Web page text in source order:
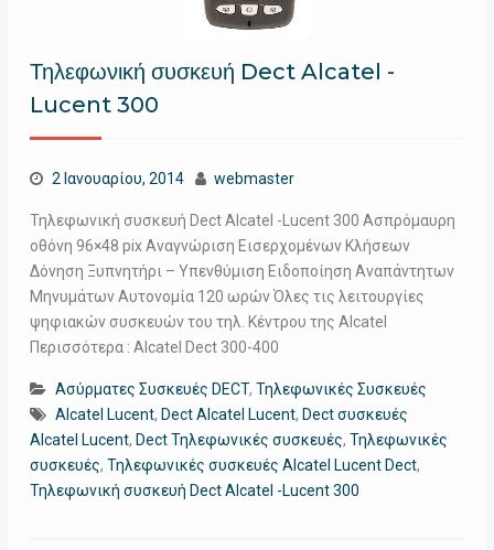
Τηλεφωνική συσκευή Dect Alcatel -
Lucent 300
2 Ιανουαρίου, 2014 webmaster
Τηλεφωνική συσκευή Dect Alcatel -Lucent 300 Ασπρόμαυρη
οθόνη 96×48 pix Αναγνώριση Εισερχομένων Κλήσεων
Δόνηση Ξυπνητήρι – Υπενθύμιση Ειδοποίηση Αναπάντητων
Μηνυμάτων Αυτονομία 120 ωρών Όλες τις λειτουργίες
ψηφιακών συσκευών του τηλ. Κέντρου της Alcatel
Περισσότερα : Alcatel Dect 300-400
Ασύρματες Συσκευές DECT, Τηλεφωνικές Συσκευές
Alcatel Lucent, Dect Alcatel Lucent, Dect συσκευές
Alcatel Lucent, Dect Τηλεφωνικές συσκευές, Τηλεφωνικές
συσκευές, Τηλεφωνικές συσκευές Alcatel Lucent Dect,
Τηλεφωνική συσκευή Dect Alcatel -Lucent 300